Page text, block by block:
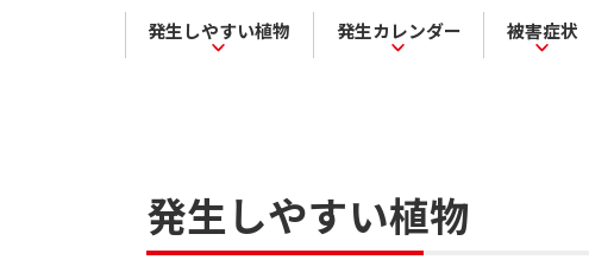
発生しやすい植物 発生カレンダー 被害症状
発生しやすい植物